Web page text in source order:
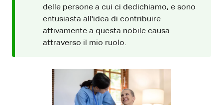
delle persone a cui ci dedichiamo, e sono
entusiasta all'idea di contribuire
attivamente a questa nobile causa
attraverso il mio ruolo.